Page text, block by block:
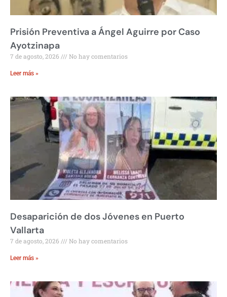
Prisión Preventiva a Ángel Aguirre por Caso
Ayotzinapa
7 de agosto, 2026 No hay comentarios
Leer más »
Desaparición de dos Jóvenes en Puerto
Vallarta
7 de agosto, 2026 No hay comentarios
Leer más »